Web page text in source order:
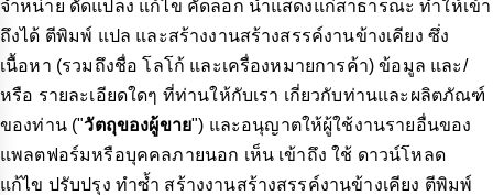
จำหน่าย ดัดแปลง แก้ไข คัดลอก นำแสดงแก่สาธารณะ ทำให้เข้า
ถึงได้ ตีพิมพ์ แปล และสร้างงานสร้างสรรค์งานข้างเคียง ซึ่ง
เนื้อหา (รวมถึงชื่อ โลโก้ และเครื่องหมายการค้า) ข้อมูล และ/
หรือ รายละเอียดใดๆ ที่ท่านให้กับเรา เกี่ยวกับท่านและผลิตภัณฑ์
ของท่าน ("วัตถุของผู้ขาย") และอนุญาตให้ผู้ใช้งานรายอื่นของ
แพลตฟอร์มหรือบุคคลภายนอก เห็น เข้าถึง ใช้ ดาวน์โหลด
แก้ไข ปรับปรุง ทำซ้ำ สร้างงานสร้างสรรค์งานข้างเคียง ตีพิมพ์